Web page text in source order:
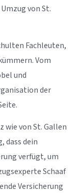
von St.
Fachleuten,
Vom
und
der
wie von St. Gallen
dass dein
verfügt, um
Schaaf
Versicherung